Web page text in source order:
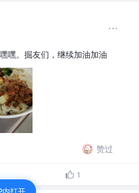
嘿。掘友们，继续加油加油
赞过
1